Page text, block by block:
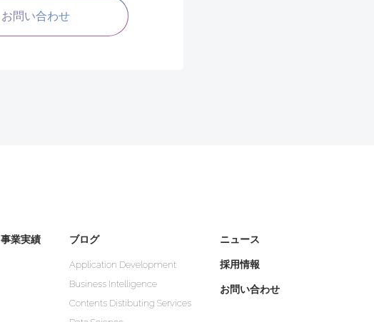
お問い合わせ
事業実績 ブログ
Application Development
Business Intelligence
Contents Distibuting Services
ニュース
採用情報
お問い合わせ